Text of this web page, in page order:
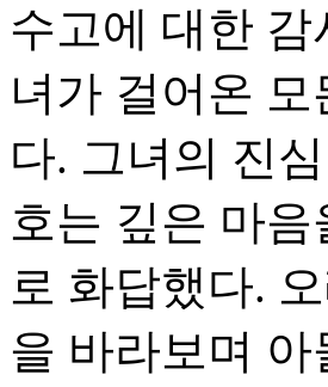
수고에 대한
녀가 걸어온
다. 그녀의 진
호는 깊은 마
로 화답했다.
을 바라보며